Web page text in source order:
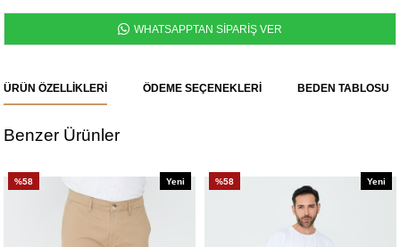
WHATSAPPTAN SİPARİŞ VER
ÜRÜN ÖZELLIKLERI ÖDEME SEÇENEKLERI BEDEN TABLOSU
Benzer Ürünler
%58
Yeni
%58
Yeni